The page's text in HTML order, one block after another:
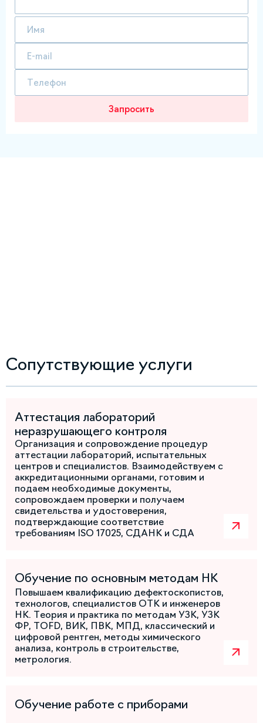
Запросить
Сопутствующие услуги
Аттестация лабораторий
неразрушающего контроля
Организация и сопровождение процедур
аттестации лабораторий, испытательных
центров и специалистов. Взаимодействуем с
аккредитационными органами, готовим и
подаем необходимые документы,
сопровождаем проверки и получаем
свидетельства и удостоверения,
подтверждающие соответствие
требованиям ISO 17025, СДАНК и СДА
Обучение по основным методам НК
Повышаем квалификацию дефектоскопистов,
технологов, специалистов ОТК и инженеров
НК. Теория и практика по методам УЗК, УЗК
ФР, TOFD, ВИК, ПВК, МПД, классический и
цифровой рентген, методы химического
анализа, контроль в строительстве,
метрология.
Обучение работе с приборами